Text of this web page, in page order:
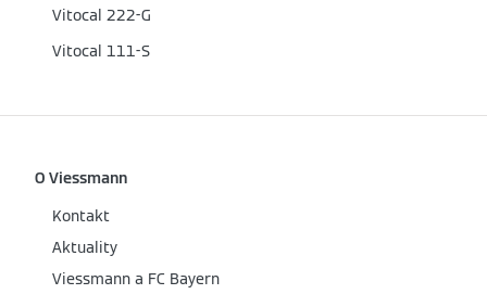
Vitocal 222-G
Vitocal 111-S
O Viessmann
Kontakt
Aktuality
Viessmann a FC Bayern